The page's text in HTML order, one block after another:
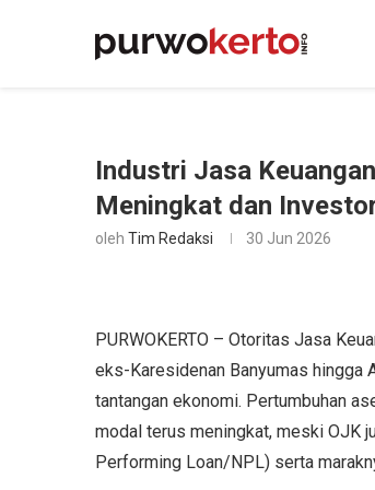
Industri Jasa
Meningkat dan
oleh Tim Redaksi 30 Jun 2026
PURWOKERTO – Otoritas Jasa
eks-Karesidenan Banyumas hingga
tantangan ekonomi. Pertumbuhan
modal terus meningkat, meski OJK
Performing Loan/NPL) serta